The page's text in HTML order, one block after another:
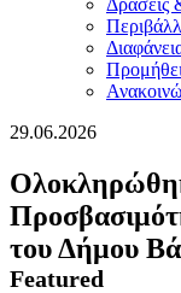
Δράσεις
29.06.2026
του Δήμου
Featured